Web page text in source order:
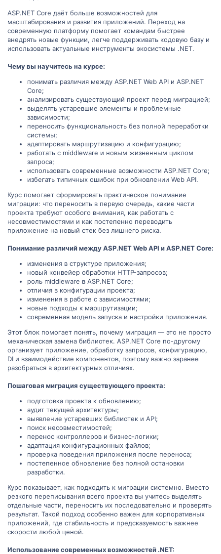
ASP.NET Core даёт больше возможностей для
масштабирования и развития приложений. Переход на
современную платформу помогает командам быстрее
внедрять новые функции, легче поддерживать кодовую базу и
использовать актуальные инструменты экосистемы .NET.
Чему вы научитесь на курсе:
понимать различия между ASP.NET Web API и ASP.NET
Core;
анализировать существующий проект перед миграцией;
выделять устаревшие элементы и проблемные
зависимости;
переносить функциональность без полной переработки
системы;
адаптировать маршрутизацию и конфигурацию;
работать с middleware и новым жизненным циклом
запроса;
использовать современные возможности ASP.NET Core;
избегать типичных ошибок при обновлении Web API.
Курс помогает сформировать практическое понимание
миграции: что переносить в первую очередь, какие части
проекта требуют особого внимания, как работать с
несовместимостями и как постепенно переводить
приложение на новый стек без лишнего риска.
Понимание различий между ASP.NET Web API и ASP.NET Core:
изменения в структуре приложения;
новый конвейер обработки HTTP-запросов;
роль middleware в ASP.NET Core;
отличия в конфигурации проекта;
изменения в работе с зависимостями;
новые подходы к маршрутизации;
современная модель запуска и настройки приложения.
Этот блок помогает понять, почему миграция — это не просто
механическая замена библиотек. ASP.NET Core по-другому
организует приложение, обработку запросов, конфигурацию,
DI и взаимодействие компонентов, поэтому важно заранее
разобраться в архитектурных отличиях.
Пошаговая миграция существующего проекта:
подготовка проекта к обновлению;
аудит текущей архитектуры;
выявление устаревших библиотек и API;
поиск несовместимостей;
перенос контроллеров и бизнес-логики;
адаптация конфигурационных файлов;
проверка поведения приложения после переноса;
постепенное обновление без полной остановки
разработки.
Курс показывает, как подходить к миграции системно. Вместо
резкого переписывания всего проекта вы учитесь выделять
отдельные части, переносить их последовательно и проверять
результат. Такой подход особенно важен для корпоративных
приложений, где стабильность и предсказуемость важнее
скорости любой ценой.
Использование современных возможностей .NET: